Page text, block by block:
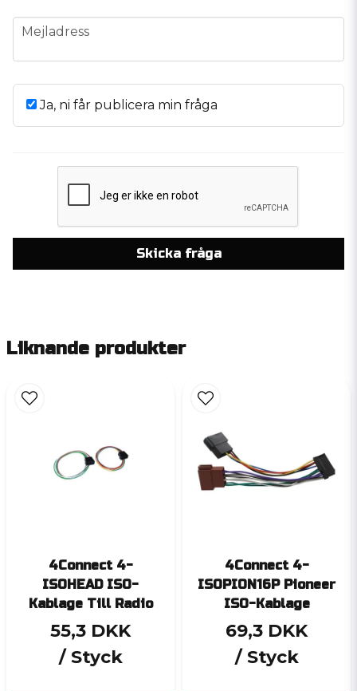
email
Mejladress
Ja, ni får publicera min fråga
Skicka fråga
Liknande produkter
4Connect 4-
ISOHEAD ISO-
Kablage Till Radio
55,3 DKK
/ Styck
4Connect 4-
ISOPION16P Pioneer
ISO-Kablage
69,3 DKK
/ Styck